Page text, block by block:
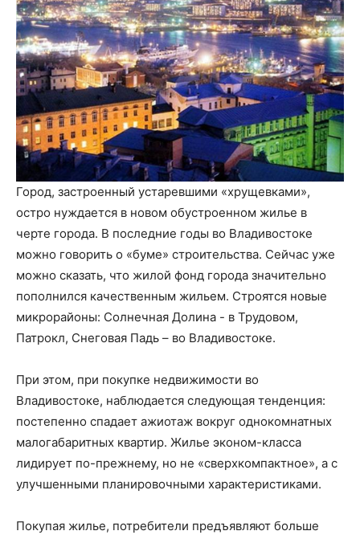
Город, застроенный устаревшими «хрущевками»,
остро нуждается в новом обустроенном жилье в
черте города. В последние годы во Владивостоке
можно говорить о «буме» строительства. Сейчас уже
можно сказать, что жилой фонд города значительно
пополнился качественным жильем. Строятся новые
микрорайоны: Солнечная Долина - в Трудовом,
Патрокл, Снеговая Падь – во Владивостоке.
При этом, при покупке недвижимости во
Владивостоке, наблюдается следующая тенденция:
постепенно спадает ажиотаж вокруг однокомнатных
малогабаритных квартир. Жилье эконом-класса
лидирует по-прежнему, но не «сверхкомпактное», а с
улучшенными планировочными характеристиками.
Покупая жилье, потребители предъявляют больше